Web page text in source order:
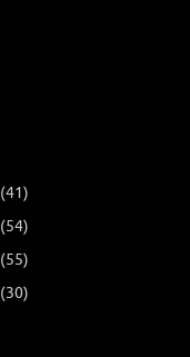
(41)
(54)
(55)
(30)